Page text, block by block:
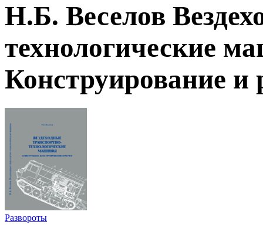
Н.Б. Веселов
технологические
Конструирование и
Развороты